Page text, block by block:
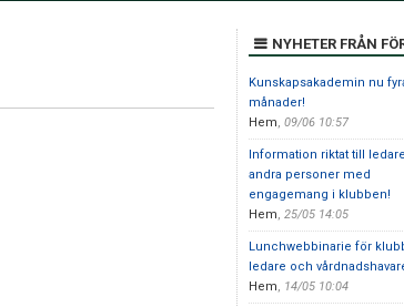
NYHETER FRÅN
Kunskapsakademin nu
månader!
Hem, 09/06 10:57
Information riktat till
andra personer med
engagemang i klubben!
Hem, 25/05 14:05
Lunchwebbinarie för
ledare och
Hem, 14/05 10:04